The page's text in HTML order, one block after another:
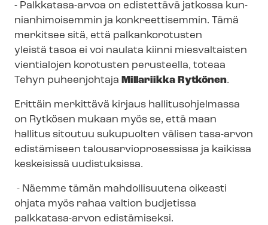
- Palkkatasa-arvoa on edistettävä jatkossa kun­
nian­hi­moi­sem­min ja konkreettisemmin. Tämä
merkitsee sitä, että palkankorotusten
yleistä tasoa ei voi naulata kiinni miesvaltaisten
vientialojen korotusten perusteella, toteaa
Tehyn puheenjohtaja Millariikka Rytkönen.
Erittäin merkittävä kirjaus hal­li­tus­oh­jel­mas­sa
on Rytkösen mukaan myös se, että maan
hallitus sitoutuu sukupuolten välisen tasa-arvon
edistämiseen ta­lous­ar­vio­pro­ses­sis­sa ja kaikissa
keskeisissä uudistuksissa.
- Näemme tämän mahdollisuutena oikeasti
ohjata myös rahaa valtion budjetissa
palkkatasa-arvon edistämiseksi.